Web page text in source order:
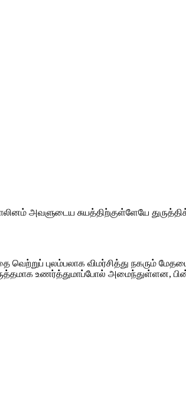
அவளுடைய சுயத்திற்குள்ளேயே
வெற்றுப் புலம்பலாக விமர்சித்து
உணர்த்துமாப்போல் அமைந்துள்ளன,